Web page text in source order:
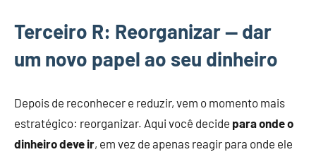
Terceiro R: Reorganizar — dar
um novo papel ao seu dinheiro
Depois de reconhecer e reduzir, vem o momento mais
estratégico: reorganizar. Aqui você decide para onde o
dinheiro deve ir, em vez de apenas reagir para onde ele